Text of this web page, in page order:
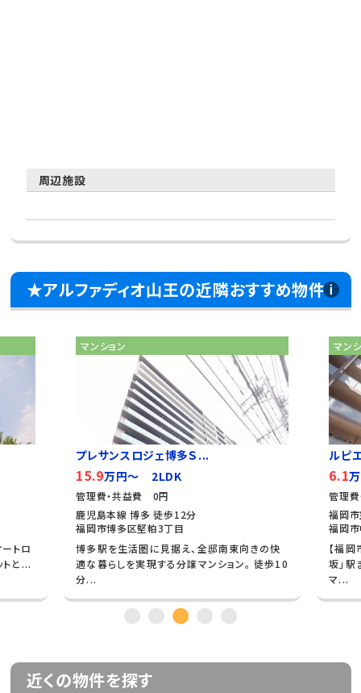
周辺施設
★アルファディオ山王の近隣おすすめ物件
トロ
トと...
マンション
プレサンスロジェ博多Ｓ...
15.9万円～ 2LDK
管理費・共益費 0円
鹿児島本線 博多 徒歩12分
福岡市博多区堅粕3丁目
博多駅を生活圏に見据え、全邸南東向きの快
適な暮らしを実現する分譲マンション。 徒歩10
分...
マン
ルピ
6.1
管理
福岡
福岡
【福
坂」
マ...
近くの物件を探す